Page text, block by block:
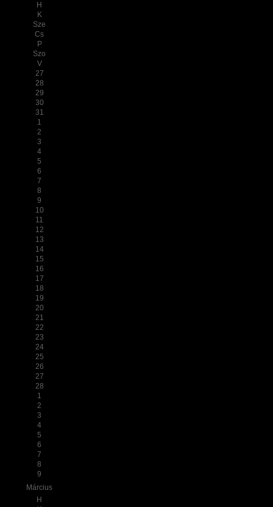
H
K
Sze
Cs
P
Szo
V
27
28
29
30
31
1
2
3
4
5
6
7
8
9
10
11
12
13
14
15
16
17
18
19
20
21
22
23
24
25
26
27
28
1
2
3
4
5
6
7
8
9
Március
H